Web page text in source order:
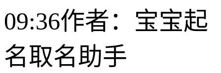
09:36作者：宝宝起
名取名助手